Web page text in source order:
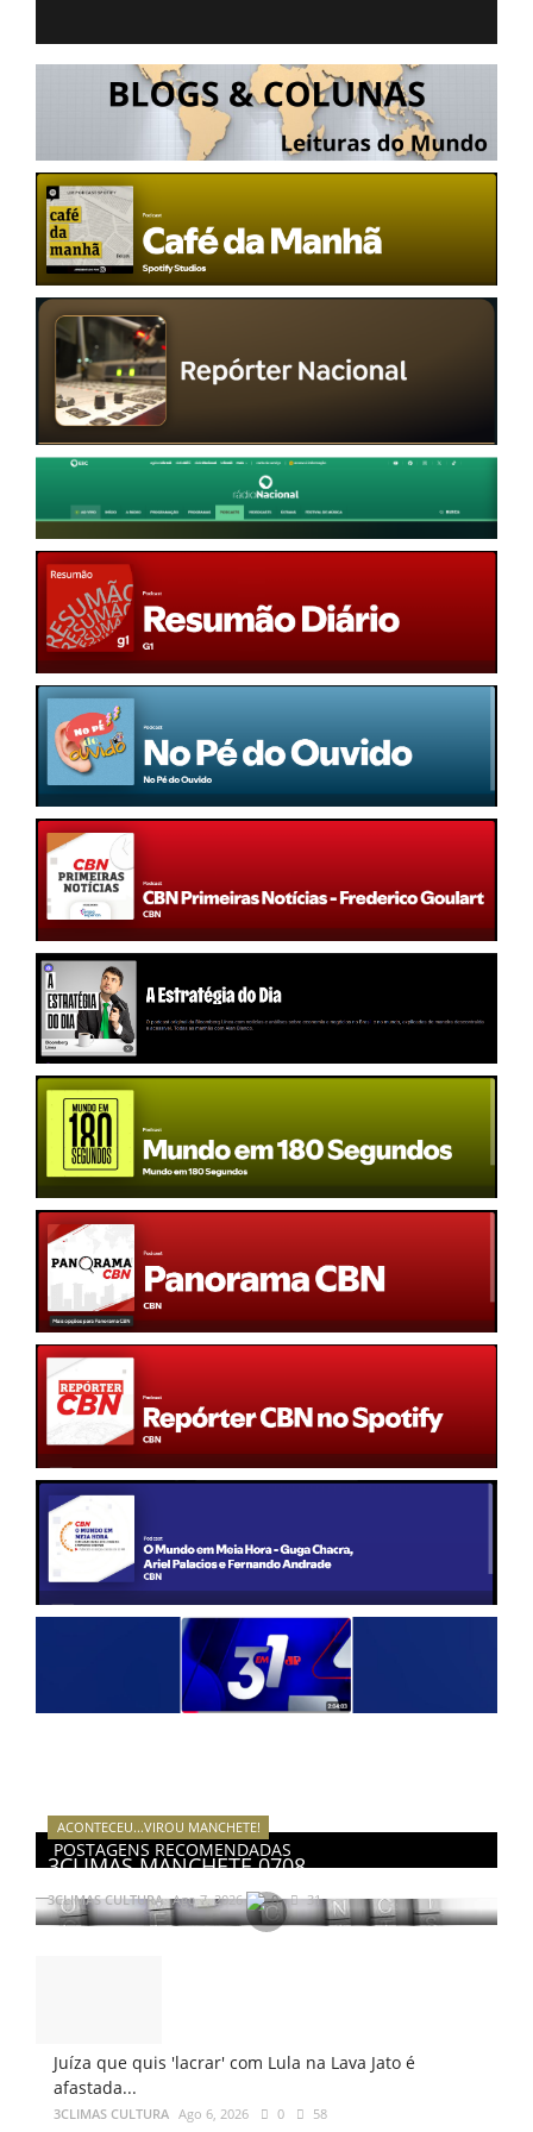
NOTÍCIAS TAMBÉM NA TELA
BRASIL MUNDO AO VIVO
O MUNDO É NOTÍCIA
POSTAGENS RECOMENDADAS
ACONTECEU...VIROU MANCHETE!
3CLIMAS MANCHETE 0708
3CLIMAS CULTURA Ago 7, 2026 0 31
Juíza que quis 'lacrar' com Lula na Lava Jato é
afastada...
3CLIMAS CULTURA Ago 6, 2026 0 58